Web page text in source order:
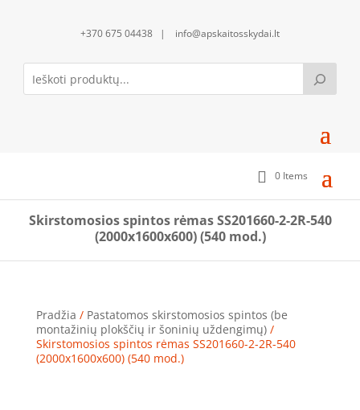
+370 675 04438 | info@apskaitosskydai.lt
0 Items
Skirstomosios spintos rėmas SS201660-2-2R-540
(2000x1600x600) (540 mod.)
Pradžia / Pastatomos skirstomosios spintos (be
montažinių plokščių ir šoninių uždengimų)/
Skirstomosios spintos rėmas SS201660-2-2R-540
(2000x1600x600) (540 mod.)